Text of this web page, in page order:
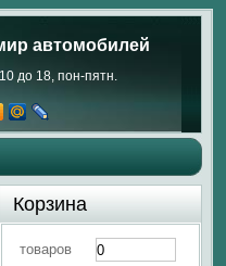
автомобилей
до 18, пон-пятн.
Корзина
товаров